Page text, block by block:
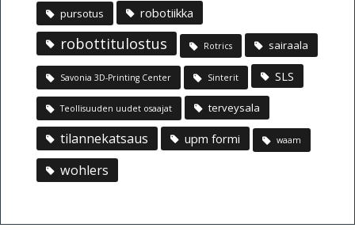
pursotus robotiikka
robottitulostus Rotrics sairaala
Savonia 3D-Printing Center Sinterit SLS
Teollisuuden uudet osaajat terveysala
tilannekatsaus upm formi waam
wohlers